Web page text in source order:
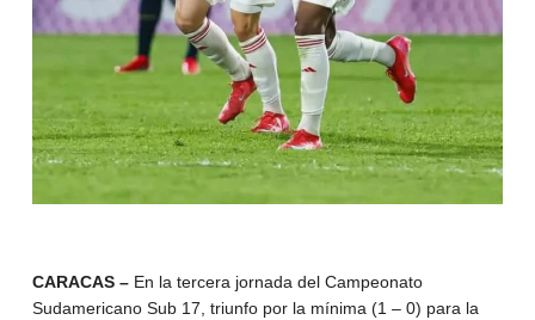
CARACAS –En la tercera jornada del Campeonato
Sudamericano Sub 17, triunfo por la mínima (1 – 0) para la